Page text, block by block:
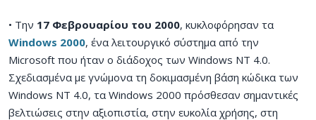
• Την 17 Φεβρουαρίου του 2000, κυκλοφόρησαν τα
Windows 2000, ένα λειτουργικό σύστημα από την
Microsoft που ήταν ο διάδοχος των Windows NT 4.0.
Σχεδιασμένα με γνώμονα τη δοκιμασμένη βάση κώδικα των
Windows NT 4.0, τα Windows 2000 πρόσθεσαν σημαντικές
βελτιώσεις στην αξιοπιστία, στην ευκολία χρήσης, στη